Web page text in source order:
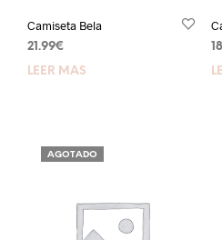
Camiseta Bela
21.99€
LEER MÁS
AGOTADO